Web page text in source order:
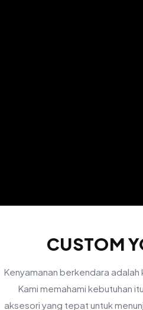
CUSTOM
Kenyamanan berkendara adalah
Kami memahami kebutuhan
aksesori yang tepat untuk